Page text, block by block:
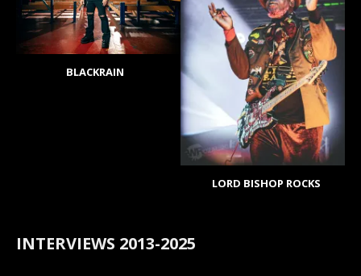
BLACKRAIN
LORD BISHOP ROCKS
INTERVIEWS 2013-2025